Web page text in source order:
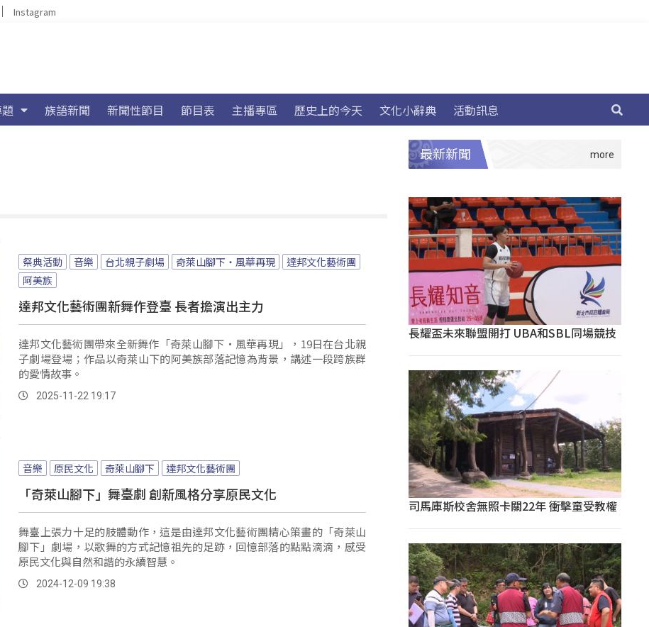
Instagram
族語新聞 新聞性節目 節目表 主播專區 歷史上的今天 文化小辭典 活動訊息
祭典活動 音樂 台北親子劇場 奇萊山腳下・風華再現
達邦文化藝術團
阿美族
達邦文化藝術團新舞作登臺 長者擔演出主力
達邦文化藝術團帶來全新舞作「奇萊山腳下・風華再現」，19日在台北親
子劇場登場；作品以奇萊山下的阿美族部落記憶為背景，講述一段跨族群
的愛情故事。
2025-11-22 19:17
音樂 原民文化 奇萊山腳下 達邦文化藝術團
「奇萊山腳下」舞臺劇 創新風格分享原民文化
舞臺上張力十足的肢體動作，這是由達邦文化藝術團精心策畫的「奇萊山
腳下」劇場，以歌舞的方式記憶祖先的足跡，回憶部落的點點滴滴，感受
原民文化與自然和諧的永續智慧。
2024-12-09 19:38
最新新聞
長耀盃未來聯盟開打 UBA和SBL同場競技
司馬庫斯校舍無照卡關22年 衝擊童受教權